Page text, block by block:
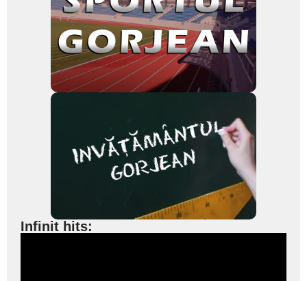
Infinit hits: